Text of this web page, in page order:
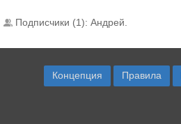
Подписчики (1): Андрей
Концепция Правила